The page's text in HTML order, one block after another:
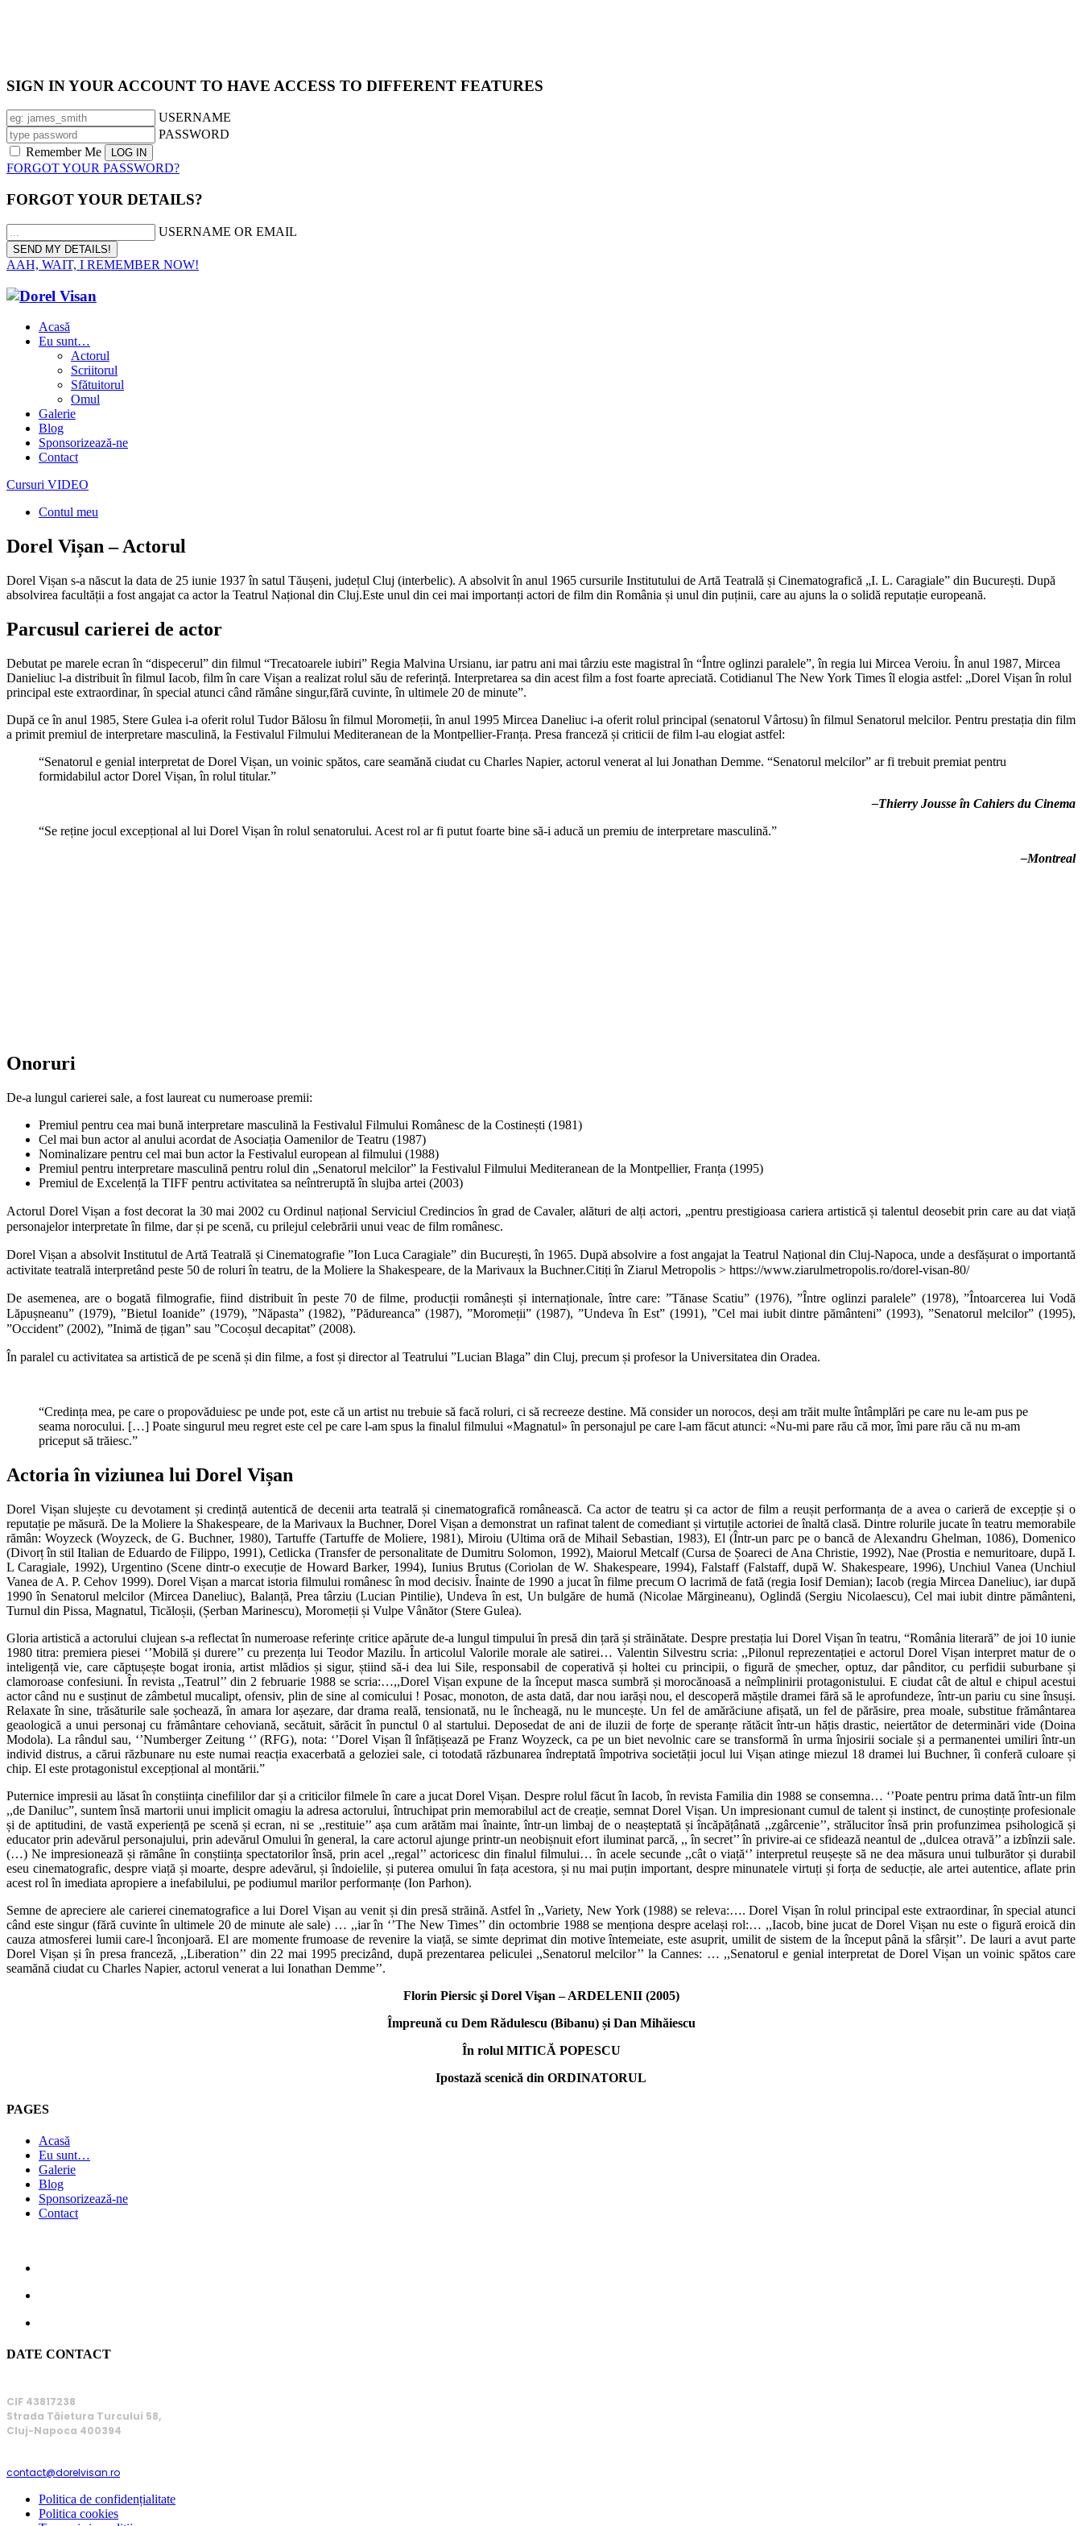
SIGN IN YOUR ACCOUNT TO HAVE ACCESS TO DIFFERENT FEATURES
USERNAME
PASSWORD
Remember Me
FORGOT YOUR PASSWORD?
FORGOT YOUR DETAILS?
USERNAME OR EMAIL
AAH, WAIT, I REMEMBER NOW!
Acasă
Eu sunt…
Actorul
Scriitorul
Sfătuitorul
Omul
Galerie
Blog
Sponsorizează-ne
Contact
Cursuri VIDEO
Contul meu
Dorel Vișan – Actorul
Dorel Vișan s-a născut la data de 25 iunie 1937 în satul Tăușeni, județul Cluj (interbelic). A absolvit în anul 1965 cursurile Institutului de Artă Teatrală și Cinematografică „I. L. Caragiale” din București. După
absolvirea facultății a fost angajat ca actor la Teatrul Național din Cluj.Este unul din cei mai importanți actori de film din România și unul din puținii, care au ajuns la o solidă reputație europeană.
Parcusul carierei de actor
Debutat pe marele ecran în “dispecerul” din filmul “Trecatoarele iubiri” Regia Malvina Ursianu, iar patru ani mai târziu este magistral în “Între oglinzi paralele”, în regia lui Mircea Veroiu. În anul 1987, Mircea
Danieliuc l-a distribuit în filmul Iacob, film în care Vișan a realizat rolul său de referință. Interpretarea sa din acest film a fost foarte apreciată. Cotidianul The New York Times îl elogia astfel: „Dorel Vișan în rolul
principal este extraordinar, în special atunci când rămâne singur,fără cuvinte, în ultimele 20 de minute”.
După ce în anul 1985, Stere Gulea i-a oferit rolul Tudor Bălosu în filmul Moromeții, în anul 1995 Mircea Daneliuc i-a oferit rolul principal (senatorul Vârtosu) în filmul Senatorul melcilor. Pentru prestația din film
a primit premiul de interpretare masculină, la Festivalul Filmului Mediteranean de la Montpellier-Franța. Presa franceză și criticii de film l-au elogiat astfel:
“Senatorul e genial interpretat de Dorel Vișan, un voinic spătos, care seamănă ciudat cu Charles Napier, actorul venerat al lui Jonathan Demme. “Senatorul melcilor” ar fi trebuit premiat pentru
formidabilul actor Dorel Vișan, în rolul titular.”
–Thierry Jousse în Cahiers du Cinema
“Se reține jocul excepțional al lui Dorel Vișan în rolul senatorului. Acest rol ar fi putut foarte bine să-i aducă un premiu de interpretare masculină.”
–Montreal
Onoruri
De-a lungul carierei sale, a fost laureat cu numeroase premii:
Premiul pentru cea mai bună interpretare masculină la Festivalul Filmului Românesc de la Costinești (1981)
Cel mai bun actor al anului acordat de Asociația Oamenilor de Teatru (1987)
Nominalizare pentru cel mai bun actor la Festivalul european al filmului (1988)
Premiul pentru interpretare masculină pentru rolul din „Senatorul melcilor” la Festivalul Filmului Mediteranean de la Montpellier, Franța (1995)
Premiul de Excelență la TIFF pentru activitatea sa neîntreruptă în slujba artei (2003)
Actorul Dorel Vișan a fost decorat la 30 mai 2002 cu Ordinul național Serviciul Credincios în grad de Cavaler, alături de alți actori, „pentru prestigioasa cariera artistică și talentul deosebit prin care au dat viață
personajelor interpretate în filme, dar și pe scenă, cu prilejul celebrării unui veac de film românesc.
Dorel Vișan a absolvit Institutul de Artă Teatrală și Cinematografie ”Ion Luca Caragiale” din București, în 1965. După absolvire a fost angajat la Teatrul Național din Cluj-Napoca, unde a desfășurat o importantă
activitate teatrală interpretând peste 50 de roluri în teatru, de la Moliere la Shakespeare, de la Marivaux la Buchner.Citiți în Ziarul Metropolis > https://www.ziarulmetropolis.ro/dorel-visan-80/
De asemenea, are o bogată filmografie, fiind distribuit în peste 70 de filme, producții românești și internaționale, între care: ”Tănase Scatiu” (1976), ”Între oglinzi paralele” (1978), ”Întoarcerea lui Vodă
Lăpușneanu” (1979), ”Bietul Ioanide” (1979), ”Năpasta” (1982), ”Pădureanca” (1987), ”Moromeții” (1987), ”Undeva în Est” (1991), ”Cel mai iubit dintre pământeni” (1993), ”Senatorul melcilor” (1995),
”Occident” (2002), ”Inimă de țigan” sau ”Cocoșul decapitat” (2008).
În paralel cu activitatea sa artistică de pe scenă și din filme, a fost și director al Teatrului ”Lucian Blaga” din Cluj, precum și profesor la Universitatea din Oradea.
“Credința mea, pe care o propovăduiesc pe unde pot, este că un artist nu trebuie să facă roluri, ci să recreeze destine. Mă consider un norocos, deși am trăit multe întâmplări pe care nu le-am pus pe
seama norocului. […] Poate singurul meu regret este cel pe care l-am spus la finalul filmului «Magnatul» în personajul pe care l-am făcut atunci: «Nu-mi pare rău că mor, îmi pare rău că nu m-am
priceput să trăiesc.”
Actoria în viziunea lui Dorel Vișan
Dorel Vișan slujește cu devotament și credință autentică de decenii arta teatrală și cinematografică românească. Ca actor de teatru și ca actor de film a reușit performanța de a avea o carieră de excepție și o
reputație pe măsură. De la Moliere la Shakespeare, de la Marivaux la Buchner, Dorel Vișan a demonstrat un rafinat talent de comediant și virtuțile actoriei de înaltă clasă. Dintre rolurile jucate în teatru memorabile
rămân: Woyzeck (Woyzeck, de G. Buchner, 1980), Tartuffe (Tartuffe de Moliere, 1981), Miroiu (Ultima oră de Mihail Sebastian, 1983), El (Într-un parc pe o bancă de Alexandru Ghelman, 1086), Domenico
(Divorț în stil Italian de Eduardo de Filippo, 1991), Cetlicka (Transfer de personalitate de Dumitru Solomon, 1992), Maiorul Metcalf (Cursa de Șoareci de Ana Christie, 1992), Nae (Prostia e nemuritoare, după I.
L Caragiale, 1992), Urgentino (Scene dintr-o execuție de Howard Barker, 1994), Iunius Brutus (Coriolan de W. Shakespeare, 1994), Falstaff (Falstaff, după W. Shakespeare, 1996), Unchiul Vanea (Unchiul
Vanea de A. P. Cehov 1999). Dorel Vișan a marcat istoria filmului românesc în mod decisiv. Înainte de 1990 a jucat în filme precum O lacrimă de fată (regia Iosif Demian); Iacob (regia Mircea Daneliuc), iar după
1990 în Senatorul melcilor (Mircea Daneliuc), Balanță, Prea târziu (Lucian Pintilie), Undeva în est, Un bulgăre de humă (Nicolae Mărgineanu), Oglindă (Sergiu Nicolaescu), Cel mai iubit dintre pământeni,
Turnul din Pissa, Magnatul, Ticăloșii, (Șerban Marinescu), Moromeții și Vulpe Vânător (Stere Gulea).
Gloria artistică a actorului clujean s-a reflectat în numeroase referințe critice apărute de-a lungul timpului în presă din țară și străinătate. Despre prestația lui Dorel Vișan în teatru, “România literară” de joi 10 iunie
1980 titra: premiera piesei ‘’Mobilă și durere’’ cu prezența lui Teodor Mazilu. În articolul Valorile morale ale satirei… Valentin Silvestru scria: ,,Pilonul reprezentației e actorul Dorel Vișan interpret matur de o
inteligență vie, care căptușește bogat ironia, artist mlădios și sigur, știind să-i dea lui Sile, responsabil de coperativă și holtei cu principii, o figură de șmecher, optuz, dar pânditor, cu perfidii suburbane și
clamoroase confesiuni. În revista ,,Teatrul’’ din 2 februarie 1988 se scria:…,,Dorel Vișan expune de la început masca sumbră și morocănoasă a neîmplinirii protagonistului. E ciudat cât de altul e chipul acestui
actor când nu e susținut de zâmbetul mucalipt, ofensiv, plin de sine al comicului ! Posac, monoton, de asta dată, dar nou iarăși nou, el descoperă măștile dramei fără să le aprofundeze, într-un pariu cu sine însuși.
Relaxate în sine, trăsăturile sale șochează, în amara lor așezare, dar drama reală, tensionată, nu le încheagă, nu le muncește. Un fel de amărăciune afișată, un fel de părăsire, prea moale, substitue frământarea
geaologică a unui personaj cu frământare cehoviană, secătuit, sărăcit în punctul 0 al startului. Deposedat de ani de iluzii de forțe de speranțe rătăcit într-un hățis drastic, neiertător de determinări vide (Doina
Modola). La rândul sau, ‘’Numberger Zeitung ‘’ (RFG), nota: ‘’Dorel Vișan îl înfățișează pe Franz Woyzeck, ca pe un biet nevolnic care se transformă în urma înjosirii sociale și a permanentei umiliri într-un
individ distrus, a cărui răzbunare nu este numai reacția exacerbată a geloziei sale, ci totodată răzbunarea îndreptată împotriva societății jocul lui Vișan atinge miezul 18 dramei lui Buchner, îi conferă culoare și
chip. El este protagonistul excepțional al montării.”
Puternice impresii au lăsat în conștiința cinefililor dar și a criticilor filmele în care a jucat Dorel Vișan. Despre rolul făcut în Iacob, în revista Familia din 1988 se consemna… ‘’Poate pentru prima dată într-un film
,,de Daniluc”, suntem însă martorii unui implicit omagiu la adresa actorului, întruchipat prin memorabilul act de creație, semnat Dorel Vișan. Un impresionant cumul de talent și instinct, de cunoștințe profesionale
și de aptitudini, de vastă experiență pe scenă și ecran, ni se ,,restituie’’ așa cum arătăm mai înainte, într-un limbaj de o neașteptată și încăpățânată ,,zgârcenie’’, strălucitor însă prin profunzimea psihologică și
educator prin adevărul personajului, prin adevărul Omului în general, la care actorul ajunge printr-un neobișnuit efort iluminat parcă, ,, în secret’’ în privire-ai ce sfidează neantul de ,,dulcea otravă’’ a izbînzii sale.
(…) Ne impresionează și rămâne în conștiința spectatorilor însă, prin acel ,,regal’’ actoricesc din finalul filmului… în acele secunde ,,cât o viață‘’ interpretul reușește să ne dea măsura unui tulburător și durabil
eseu cinematografic, despre viață și moarte, despre adevărul, și îndoielile, și puterea omului în fața acestora, și nu mai puțin important, despre minunatele virtuți și forța de seducție, ale artei autentice, aflate prin
acest rol în imediata apropiere a inefabilului, pe podiumul marilor performanțe (Ion Parhon).
Semne de apreciere ale carierei cinematografice a lui Dorel Vișan au venit și din presă străină. Astfel în ,,Variety, New York (1988) se releva:…. Dorel Vișan în rolul principal este extraordinar, în special atunci
când este singur (fără cuvinte în ultimele 20 de minute ale sale) … ,,iar în ‘’The New Times’’ din octombrie 1988 se menționa despre același rol:… ,,Iacob, bine jucat de Dorel Vișan nu este o figură eroică din
cauza atmosferei lumii care-l înconjoară. El are momente frumoase de revenire la viață, se simte deprimat din motive întemeiate, este asuprit, umilit de sistem de la început până la sfârșit’’. De lauri a avut parte
Dorel Vișan și în presa franceză, ,,Liberation’’ din 22 mai 1995 precizând, după prezentarea peliculei ,,Senatorul melcilor’’ la Cannes: … ,,Senatorul e genial interpretat de Dorel Vișan un voinic spătos care
seamănă ciudat cu Charles Napier, actorul venerat a lui Ionathan Demme’’.
Florin Piersic şi Dorel Vişan – ARDELENII (2005)
Împreună cu Dem Rădulescu (Bibanu) și Dan Mihăiescu
În rolul MITICĂ POPESCU
Ipostază scenică din ORDINATORUL
PAGES
Acasă
Eu sunt…
Galerie
Blog
Sponsorizează-ne
Contact
DATE CONTACT
CIF 43817238
Strada Tăietura Turcului 58,
Cluj-Napoca 400394
contact@dorelvisan.ro
Politica de confidențialitate
Politica cookies